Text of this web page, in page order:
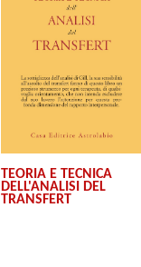
TEORIA E TECNICA
DELL'ANALISI DEL
TRANSFERT